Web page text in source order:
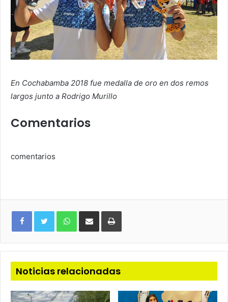
En Cochabamba 2018 fue medalla de oro en dos remos
largos junto a Rodrigo Murillo
Comentarios
comentarios
WhatsAppCompartirImprimir
Noticias relacionadas